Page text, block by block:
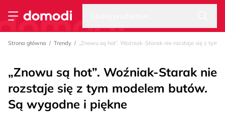
Przełącz menu
Strona główna
Strona główna Trendy „Znowu są hot”. Woźniak-Starak nie rozstaje się z tym
„Znowu są hot”. Woźniak-Starak nie
rozstaje się z tym modelem butów.
Są wygodne i piękne